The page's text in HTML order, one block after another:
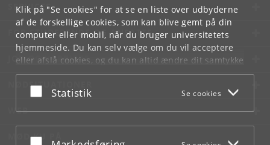
Klik på "Se cookies" for at se en liste over udbyderne
af de forskellige cookies, som kan blive gemt på din
computer eller mobil, når du bruger universitetets
hjemmeside. Du kan selv vælge om du vil acceptere
eller afslå cookies, og du kan altid ændre dit samtykke
underCookie- og privatlivspolitiksom du finder i
bunden af hver side.
Acceptér eller afslå
Statistik Se cookies
Acceptér eller afslå
SERVICES
FOR STUDERENDE OG ANSATTE
JOB OG KARRIERE
NØDSITUATIONER
WEB
MØD KU PÅ